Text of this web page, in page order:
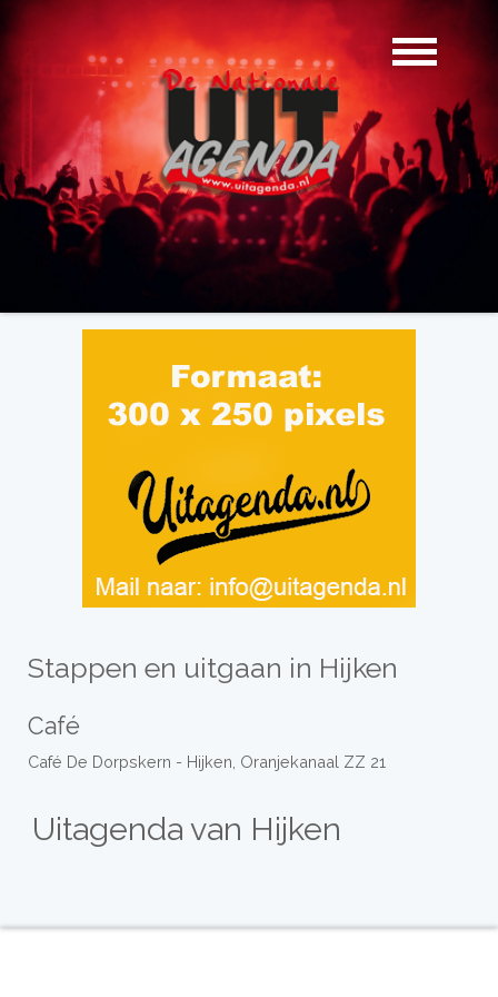
Stappen en uitgaan in Hijken
Café
Café De Dorpskern - Hijken, Oranjekanaal ZZ 21
Uitagenda van Hijken